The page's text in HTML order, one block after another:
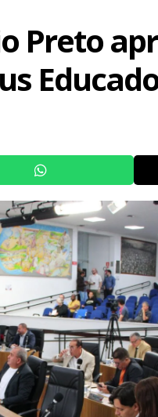
Preto